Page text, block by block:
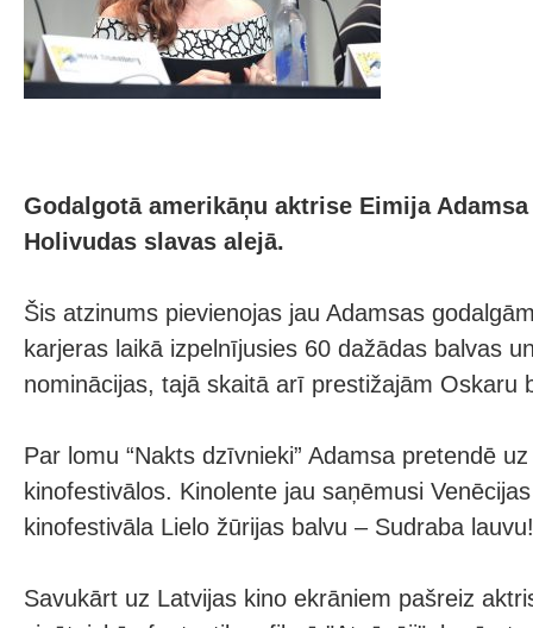
Godalgotā amerikāņu aktrise Eimija
Holivudas slavas alejā.
Šis atzinums pievienojas jau Adamsas
karjeras laikā izpelnījusies 60 dažādas balvas
nominācijas, tajā skaitā arī prestižajām Oskaru
Par lomu “Nakts dzīvnieki” Adamsa pretendē
kinofestivālos. Kinolente jau saņēmusi
kinofestivāla Lielo žūrijas balvu – Sudraba lauvu!
Savukārt uz Latvijas kino ekrāniem pašreiz